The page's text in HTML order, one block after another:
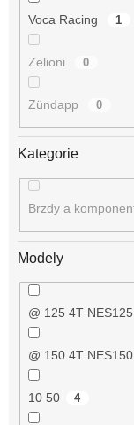
Voca Racing 1
Zelioni 0
Zündapp 0
Kategorie
Brzdy a
Modely
@ 125 4T
@ 150 4T
10 50 4